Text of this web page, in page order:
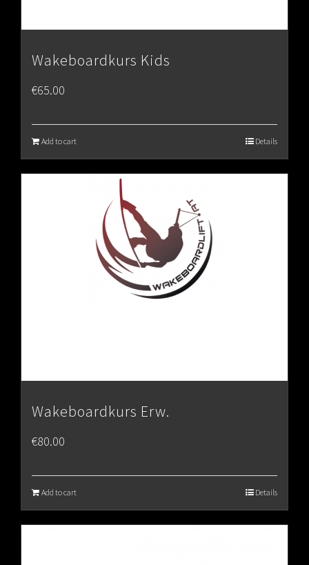
Wakeboardkurs Kids
€65.00
Add to cart Details
Wakeboardkurs Erw.
€80.00
Add to cart Details